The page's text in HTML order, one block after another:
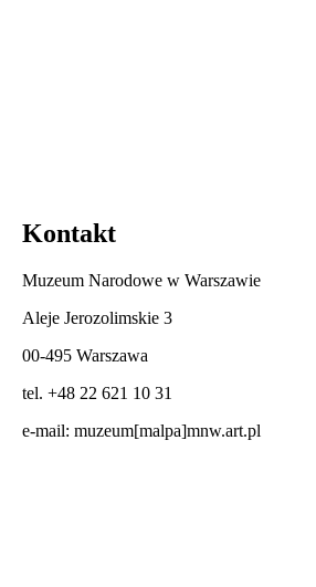
Kontakt
Muzeum Narodowe w Warszawie
Aleje Jerozolimskie 3
00-495 Warszawa
tel. +48 22 621 10 31
e-mail: muzeum[malpa]mnw.art.pl